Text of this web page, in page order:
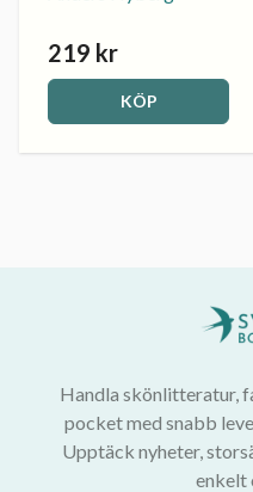
219 kr
KÖP
Handla skönlitteratur,
pocket med snabb
Upptäck nyheter,
enkelt